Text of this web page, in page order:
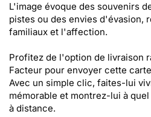
L'image évoque des souvenirs
pistes ou des envies d'évasion,
familiaux et l'affection.
Profitez de l'option de livraison
Facteur pour envoyer cette
Avec un simple clic, faites-lui
mémorable et montrez-lui à
à distance.